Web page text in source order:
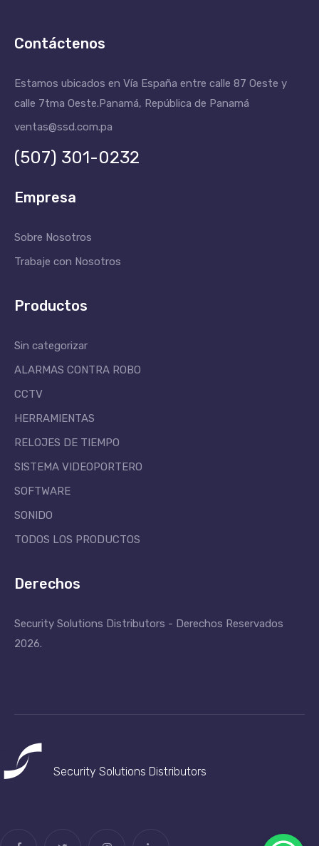
Contáctenos
Estamos ubicados en Vía España entre calle 87 Oeste y
calle 7tma Oeste.Panamá, República de Panamá
ventas@ssd.com.pa
(507) 301-0232
Empresa
Sobre Nosotros
Trabaje con Nosotros
Productos
Sin categorizar
ALARMAS CONTRA ROBO
CCTV
HERRAMIENTAS
RELOJES DE TIEMPO
SISTEMA VIDEOPORTERO
SOFTWARE
SONIDO
TODOS LOS PRODUCTOS
Derechos
Security Solutions Distributors - Derechos Reservados
2026.
Security Solutions Distributors